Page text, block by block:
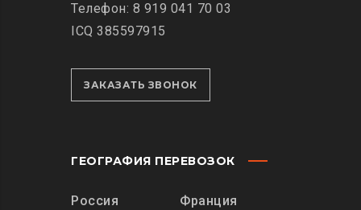
Телефон: 8 919 041 70 03
ICQ 385597915
ЗАКАЗАТЬ ЗВОНОК
ГЕОГРАФИЯ ПЕРЕВОЗОК
Россия
Франция